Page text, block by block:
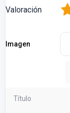
Valoración
Imagen